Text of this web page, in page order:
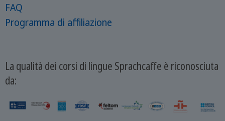
FAQ
Programma di affiliazione
La qualità dei corsi di lingue Sprachcaffe è riconosciuta
da: